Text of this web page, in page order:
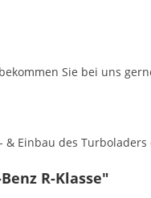
Sie bei uns
Einbau des
R-Klasse"